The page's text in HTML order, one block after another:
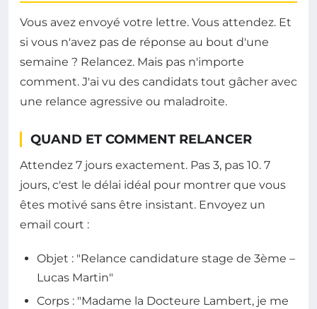
Vous avez envoyé votre lettre. Vous attendez. Et
si vous n'avez pas de réponse au bout d'une
semaine ? Relancez. Mais pas n'importe
comment. J'ai vu des candidats tout gâcher avec
une relance agressive ou maladroite.
QUAND ET COMMENT RELANCER
Attendez 7 jours exactement. Pas 3, pas 10. 7
jours, c'est le délai idéal pour montrer que vous
êtes motivé sans être insistant. Envoyez un
email court :
Objet : "Relance candidature stage de 3ème –
Lucas Martin"
Corps : "Madame la Docteure Lambert, je me